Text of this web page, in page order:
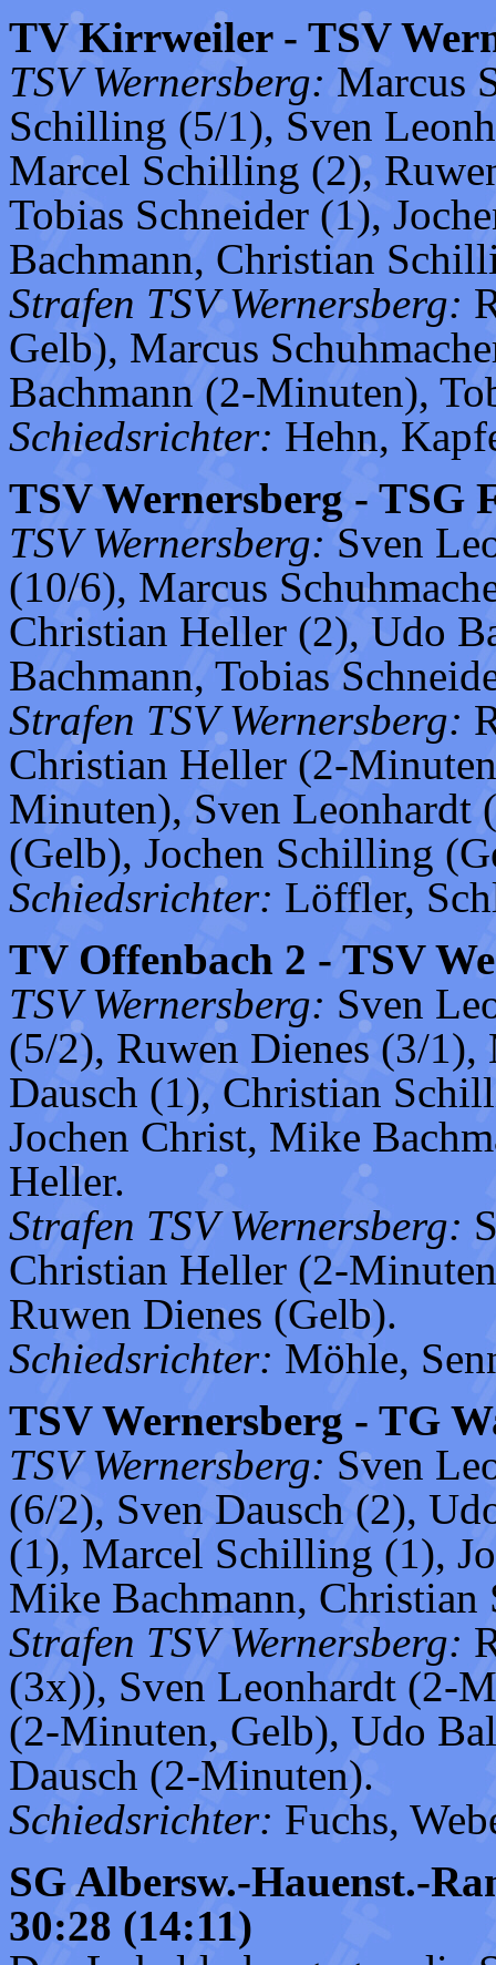
TV Kirrweiler - TSV
TSV Wernersberg: Marcus
Schilling (5/1), Sven
Marcel Schilling (2),
Tobias Schneider (1),
Bachmann, Christian
Strafen TSV Wernersberg:
Gelb), Marcus
Bachmann (2-Minuten),
Schiedsrichter: Hehn,
TSV Wernersberg - TSG
TSV Wernersberg: Sven
(10/6), Marcus
Christian Heller (2), Udo
Bachmann, Tobias
Strafen TSV Wernersberg:
Christian Heller (2-
Minuten), Sven Leonhardt
(Gelb), Jochen Schilling
Schiedsrichter: Löffler,
TV Offenbach 2 - TSV
TSV Wernersberg: Sven
(5/2), Ruwen Dienes (3/
Dausch (1), Christian
Jochen Christ, Mike
Heller.
Strafen TSV Wernersberg:
Christian Heller (2-
Ruwen Dienes (Gelb).
Schiedsrichter: Möhle,
TSV Wernersberg - TG
TSV Wernersberg: Sven
(6/2), Sven Dausch (2),
(1), Marcel Schilling (1),
Mike Bachmann,
Strafen TSV Wernersberg:
(3x)), Sven Leonhardt (2-
(2-Minuten, Gelb), Udo
Dausch (2-Minuten).
Schiedsrichter: Fuchs,
SG Albersw.-Hauenst.-
30:28 (14:11)